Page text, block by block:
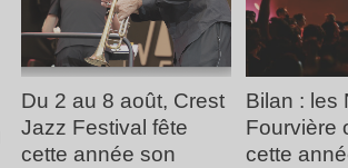
Du 2 au 8 août, Crest
Jazz Festival fête
cette année son
Bilan : les
Fourvière
cette